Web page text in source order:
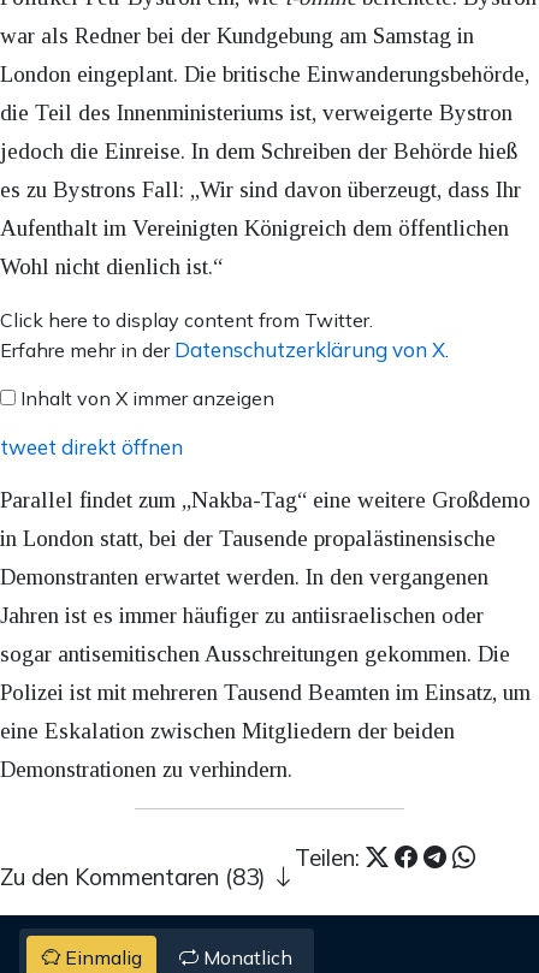
war als Redner bei der Kundgebung am Samstag in
London eingeplant. Die britische Einwanderungsbehörde,
die Teil des Innenministeriums ist, verweigerte Bystron
jedoch die Einreise. In dem Schreiben der Behörde hieß
es zu Bystrons Fall: „Wir sind davon überzeugt, dass Ihr
Aufenthalt im Vereinigten Königreich dem öffentlichen
Wohl nicht dienlich ist.“
Inhalt
von
anzeigen
Click here to display content from Twitter.
Erfahre mehr in der Datenschutzerklärung von X
Inhalt von X immer anzeigen
tweet direkt öffnen
Parallel findet zum „Nakba-Tag“ eine weitere Großdemo
in London statt, bei der Tausende propalästinensische
Demonstranten erwartet werden. In den vergangenen
Jahren ist es immer häufiger zu antiisraelischen oder
sogar antisemitischen Ausschreitungen gekommen. Die
Polizei ist mit mehreren Tausend Beamten im Einsatz, um
eine Eskalation zwischen Mitgliedern der beiden
Demonstrationen zu verhindern.
Teilen:
Zu den Kommentaren (83)
Einmalig Monatlich